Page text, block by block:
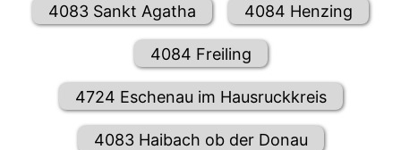
4083 Sankt Agatha 4084 Henzing
4084 Freiling
4724 Eschenau im Hausruckkreis
4083 Haibach ob der Donau